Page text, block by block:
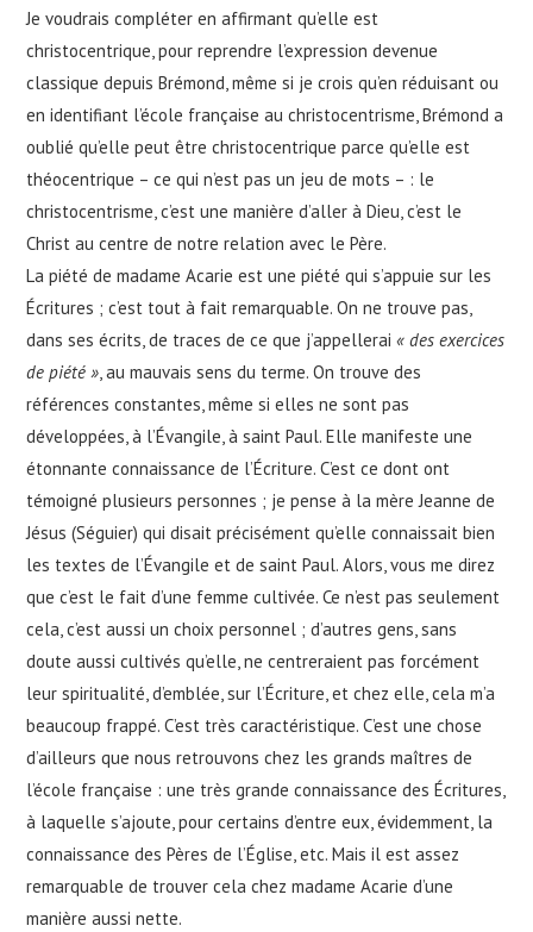
Je voudrais compléter en affirmant qu’elle est
christocentrique, pour reprendre l’expression devenue
classique depuis Brémond, même si je crois qu’en réduisant ou
en identifiant l’école française au christocentrisme, Brémond a
oublié qu’elle peut être christocentrique parce qu’elle est
théocentrique – ce qui n’est pas un jeu de mots – : le
christocentrisme, c’est une manière d’aller à Dieu, c’est le
Christ au centre de notre relation avec le Père.
La piété de madame Acarie est une piété qui s’appuie sur les
Écritures ; c’est tout à fait remarquable. On ne trouve pas,
dans ses écrits, de traces de ce que j’appellerai« des exercices
de piété », au mauvais sens du terme. On trouve des
références constantes, même si elles ne sont pas
développées, à l’Évangile, à saint Paul. Elle manifeste une
étonnante connaissance de l’Écriture. C’est ce dont ont
témoigné plusieurs personnes ; je pense à la mère Jeanne de
Jésus (Séguier) qui disait précisément qu’elle connaissait bien
les textes de l’Évangile et de saint Paul. Alors, vous me direz
que c’est le fait d’une femme cultivée. Ce n’est pas seulement
cela, c’est aussi un choix personnel ; d’autres gens, sans
doute aussi cultivés qu’elle, ne centreraient pas forcément
leur spiritualité, d’emblée, sur l’Écriture, et chez elle, cela m’a
beaucoup frappé. C’est très caractéristique. C’est une chose
d’ailleurs que nous retrouvons chez les grands maîtres de
l’école française : une très grande connaissance des Écritures,
à laquelle s’ajoute, pour certains d’entre eux, évidemment, la
connaissance des Pères de l’Église, etc. Mais il est assez
remarquable de trouver cela chez madame Acarie d’une
manière aussi nette.